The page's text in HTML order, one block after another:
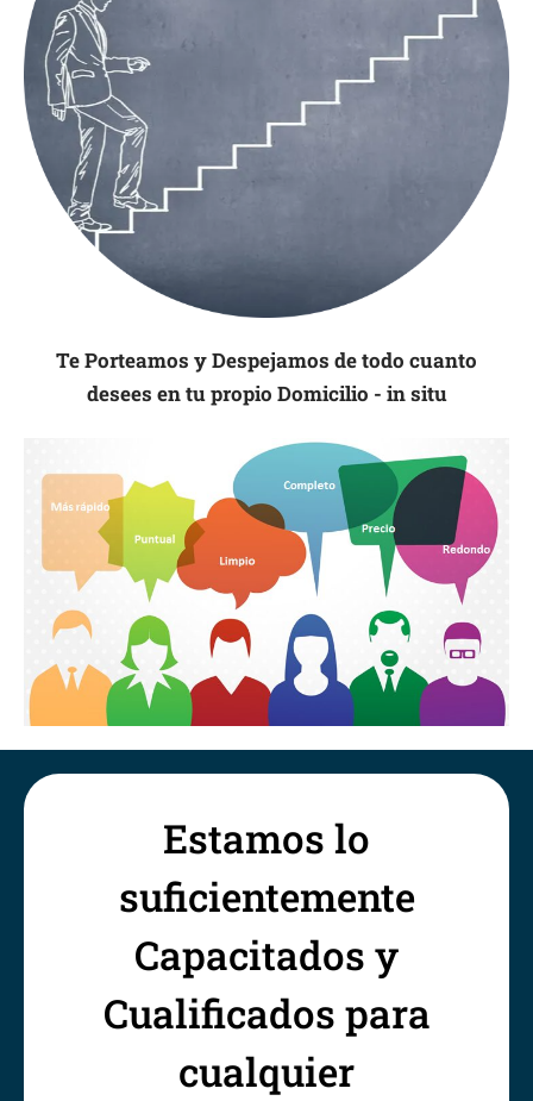
Te Porteamos y Despejamos de todo cuanto
desees en tu propio Domicilio - in situ
Estamos lo
suficientemente
Capacitados y
Cualificados para
cualquier